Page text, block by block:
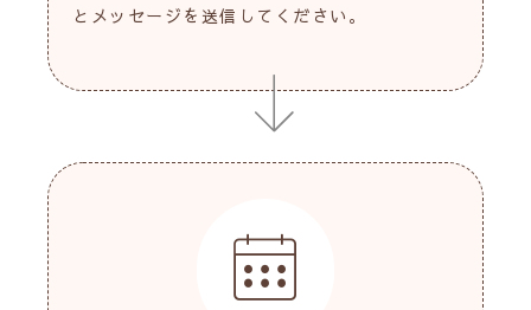
とメッセージを送信してください。